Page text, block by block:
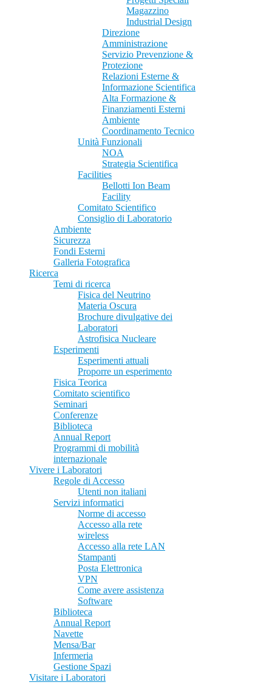
Magazzino
Industrial Design
Direzione
Amministrazione
Servizio Prevenzione &
Protezione
Relazioni Esterne &
Informazione Scientifica
Alta Formazione &
Finanziamenti Esterni
Ambiente
Coordinamento Tecnico
Unità Funzionali
NOA
Strategia Scientifica
Facilities
Bellotti Ion Beam
Facility
Comitato Scientifico
Consiglio di Laboratorio
Ambiente
Sicurezza
Fondi Esterni
Galleria Fotografica
Ricerca
Temi di ricerca
Fisica del Neutrino
Materia Oscura
Brochure divulgative dei
Laboratori
Astrofisica Nucleare
Esperimenti
Esperimenti attuali
Proporre un esperimento
Fisica Teorica
Comitato scientifico
Seminari
Conferenze
Biblioteca
Annual Report
Programmi di mobilità
internazionale
Vivere i Laboratori
Regole di Accesso
Utenti non italiani
Servizi informatici
Norme di accesso
Accesso alla rete
wireless
Accesso alla rete LAN
Stampanti
Posta Elettronica
VPN
Come avere assistenza
Software
Biblioteca
Annual Report
Navette
Mensa/Bar
Infermeria
Gestione Spazi
Visitare i Laboratori